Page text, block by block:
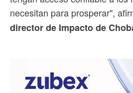
necesitan para prosperar",
director de Impacto de